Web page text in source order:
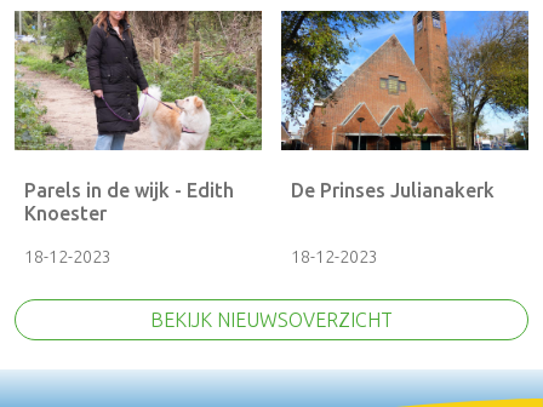
Parels in de wijk - Edith
Knoester
18-12-2023
De Prinses Julianakerk
18-12-2023
BEKIJK NIEUWSOVERZICHT